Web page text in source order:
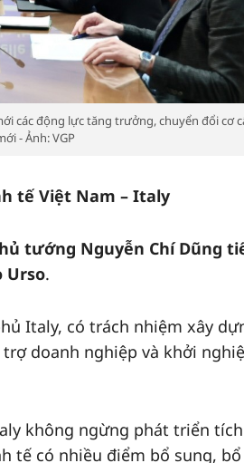
các động lực tăng trưởng, chuyển đổi cơ
- Ảnh: VGP
tế Việt Nam – Italy
tướng Nguyễn Chí Dũng
Urso.
Italy, có trách nhiệm xây
doanh nghiệp và khởi
không ngừng phát triển tích
tế có nhiều điểm bổ sung,